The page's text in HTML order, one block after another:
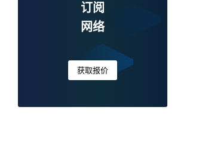
订阅
网络
获取报价